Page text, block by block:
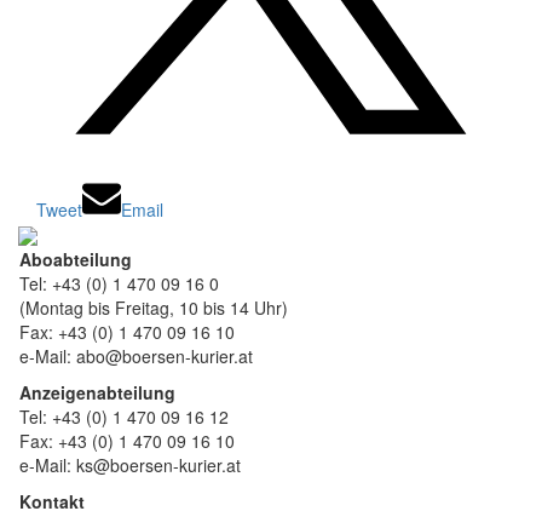
Tweet Email
Aboabteilung
Tel: +43 (0) 1 470 09 16 0
(Montag bis Freitag, 10 bis 14 Uhr)
Fax: +43 (0) 1 470 09 16 10
e-Mail: abo@boersen-kurier.at
Anzeigenabteilung
Tel: +43 (0) 1 470 09 16 12
Fax: +43 (0) 1 470 09 16 10
e-Mail: ks@boersen-kurier.at
Kontakt